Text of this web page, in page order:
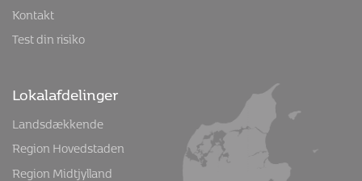
Kontakt
Test din risiko
Lokalafdelinger
Landsdækkende
Region Hovedstaden
Region Midtjylland